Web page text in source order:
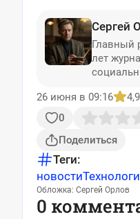
Сергей
Главный
лет
26 июня в 09:16
4,9
0
Поделиться
Теги:
новости
Обложка: Сергей Орлов
0